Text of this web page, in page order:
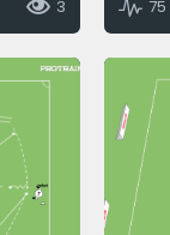
3 75